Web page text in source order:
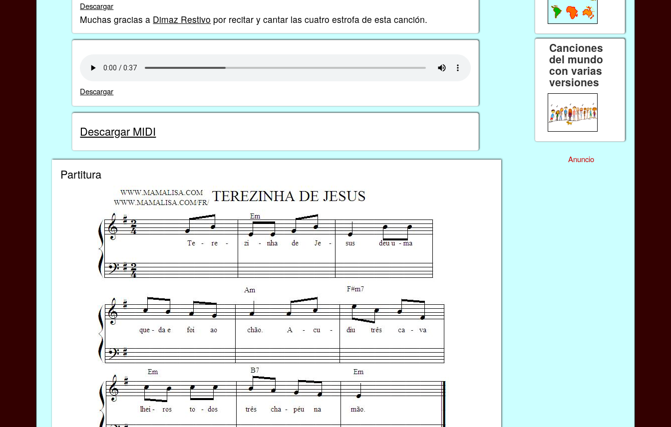
Descargar
Muchas gracias a Dimaz Restivo por recitar y cantar las cuatro estrofa de esta canción.
Descargar
Descargar MIDI
Partitura
Canciones
del mundo
con varias
versiones
Anuncio